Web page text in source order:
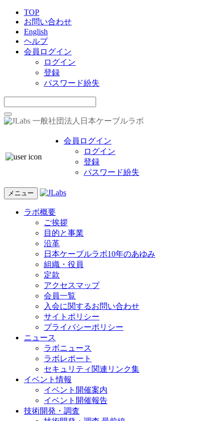
TOP
お問い合わせ
English
ヘルプ
会員ログイン
ログイン
登録
パスワード紛失
一般社団法人日本ケーブルラボ
会員ログイン
ログイン
登録
パスワード紛失
メニュー
ラボ概要
ご挨拶
目的と事業
沿革
日本ケーブルラボ10年のあゆみ
組織・役員
定款
アクセスマップ
会員一覧
入会に関するお問い合わせ
サイトポリシー
プライバシーポリシー
ニュース
ラボニュース
ラボレポート
セキュリティ関連リンク集
イベント情報
イベント開催案内
イベント開催報告
技術開発・調査